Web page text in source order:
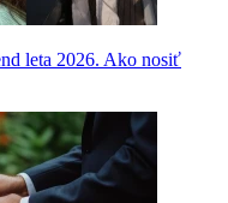
leta 2026. Ako nosiť